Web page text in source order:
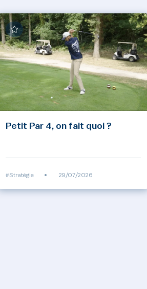
Petit Par 4, on fait quoi ?
#Stratégie • 29/07/2026